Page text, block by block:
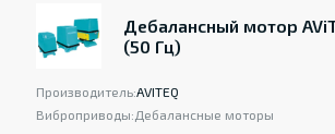
Дебалансный мотор
(50 Гц)
Производитель:AVITEQ
Виброприводы: Дебалансные моторы